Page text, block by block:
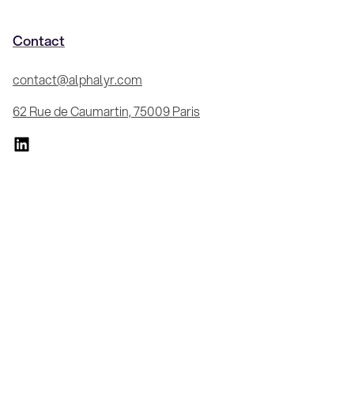
Contact
contact@alphalyr.com
62 Rue de Caumartin, 75009 Paris